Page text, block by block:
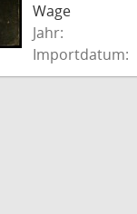
Wage
Jahr:
Importdatum: